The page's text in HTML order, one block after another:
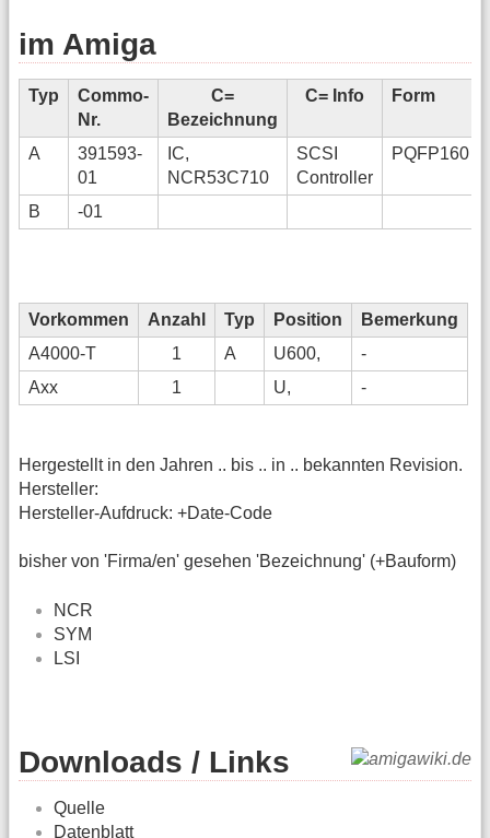
im Amiga
Typ
Commo-
Nr.
C=
Bezeichnung
C= Info Form
A
391593-
01
IC,
NCR53C710
SCSI
Controller
PQFP160
B -01
Vorkommen Anzahl Typ Position
Bemerkung
A4000-T
1 A U600,
-
Axx
1 U, -
Hergestellt in den Jahren .. bis .. in .. bekannten Revision.
Hersteller:
Hersteller-Aufdruck: +Date-Code
bisher von 'Firma/en' gesehen 'Bezeichnung' (+Bauform)
NCR
SYM
LSI
Downloads / Links
Quelle
Datenblatt